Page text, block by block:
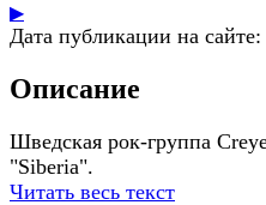
▶
Дата публикации на сайте:
Описание
Шведская рок-группа
"Siberia".
Читать весь текст